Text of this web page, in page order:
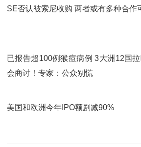
SE否认被索尼收购 两者或有多种合作
已报告超100例猴痘病例 3大洲12国
会商讨！专家：公众别慌
美国和欧洲今年IPO额剧减90%